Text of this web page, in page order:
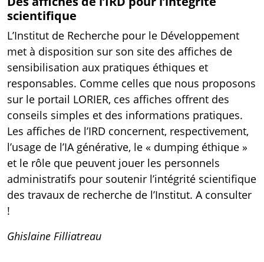
scientifique
L’Institut de Recherche pour le Développement
met à disposition sur son site des affiches de
sensibilisation aux pratiques éthiques et
responsables. Comme celles que nous proposons
sur le portail LORIER, ces affiches offrent des
conseils simples et des informations pratiques.
Les affiches de l’IRD concernent, respectivement,
l’usage de l’IA générative, le « dumping éthique »
et le rôle que peuvent jouer les personnels
administratifs pour soutenir l’intégrité scientifique
des travaux de recherche de l’Institut. A consulter
!
Ghislaine Filliatreau